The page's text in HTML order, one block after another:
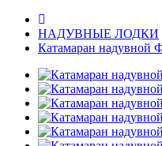
НАДУВНЫЕ ЛОДКИ
Катамаран